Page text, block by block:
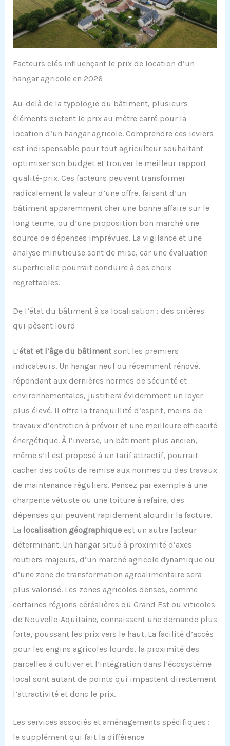
Facteurs clés influençant le prix de location d’un
hangar agricole en 2026
Au-delà de la typologie du bâtiment, plusieurs
éléments dictent le prix au mètre carré pour la
location d’un hangar agricole. Comprendre ces leviers
est indispensable pour tout agriculteur souhaitant
optimiser son budget et trouver le meilleur rapport
qualité-prix. Ces facteurs peuvent transformer
radicalement la valeur d’une offre, faisant d’un
bâtiment apparemment cher une bonne affaire sur le
long terme, ou d’une proposition bon marché une
source de dépenses imprévues. La vigilance et une
analyse minutieuse sont de mise, car une évaluation
superficielle pourrait conduire à des choix
regrettables.
De l’état du bâtiment à sa localisation : des critères
qui pèsent lourd
L’état et l’âge du bâtimentsont les premiers
indicateurs. Un hangar neuf ou récemment rénové,
répondant aux dernières normes de sécurité et
environnementales, justifiera évidemment un loyer
plus élevé. Il offre la tranquillité d’esprit, moins de
travaux d’entretien à prévoir et une meilleure efficacité
énergétique. À l’inverse, un bâtiment plus ancien,
même s’il est proposé à un tarif attractif, pourrait
cacher des coûts de remise aux normes ou des travaux
de maintenance réguliers. Pensez par exemple à une
charpente vétuste ou une toiture à refaire, des
dépenses qui peuvent rapidement alourdir la facture.
La localisation géographiqueest un autre facteur
déterminant. Un hangar situé à proximité d’axes
routiers majeurs, d’un marché agricole dynamique ou
d’une zone de transformation agroalimentaire sera
plus valorisé. Les zones agricoles denses, comme
certaines régions céréalières du Grand Est ou viticoles
de Nouvelle-Aquitaine, connaissent une demande plus
forte, poussant les prix vers le haut. La facilité d’accès
pour les engins agricoles lourds, la proximité des
parcelles à cultiver et l’intégration dans l’écosystème
local sont autant de points qui impactent directement
l’attractivité et donc le prix.
Les services associés et aménagements spécifiques :
le supplément qui fait la différence